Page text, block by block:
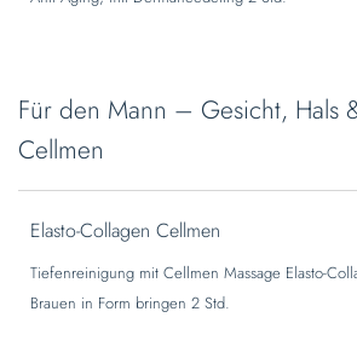
Für den Mann – Gesicht, Hals
Cellmen
Elasto-Collagen Cellmen
Tiefenreinigung mit Cellmen Massage Elasto-
Brauen in Form bringen 2 Std.